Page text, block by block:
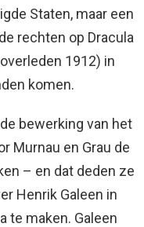
Staten, maar een
rechten op Dracula
1912) in
komen.
bewerking van het
Murnau en Grau de
– en dat deden ze
Henrik Galeen in
te maken. Galeen